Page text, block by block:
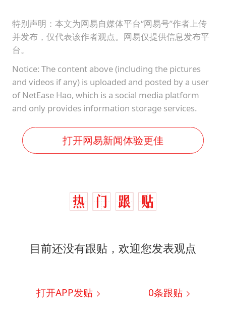
特别声明：本文为网易自媒体平台“网易号”作者上传
并发布，仅代表该作者观点。网易仅提供信息发布平
台。
Notice: The content above (including the pictures
and videos if any) is uploaded and posted by a user
of NetEase Hao, which is a social media platform
and only provides information storage services.
打开网易新闻体验更佳
目前还没有跟贴，欢迎您发表观点
打开APP发贴 0条跟贴